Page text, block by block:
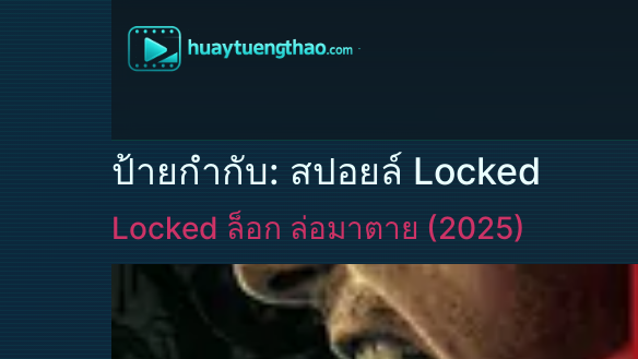
ป้ายกำกับ: สปอยล์ Locked
Locked ล็อก ล่อมาตาย (2025)